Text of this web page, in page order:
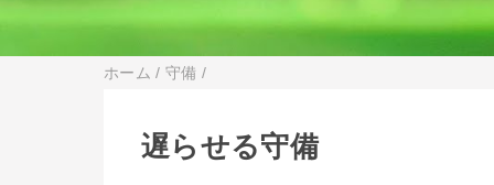
ホーム /守備 /
遅らせる守備